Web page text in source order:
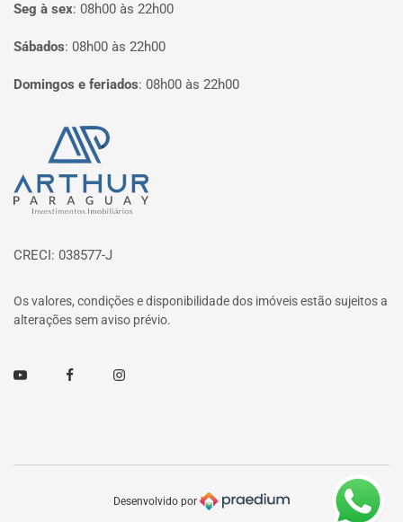
Seg à sex: 08h00 às 22h00
Sábados: 08h00 às 22h00
Domingos e feriados: 08h00 às 22h00
Página inicial
CRECI: 038577-J
Os valores, condições e disponibilidade dos imóveis estão sujeitos a
alterações sem aviso prévio.
Youtube FacebookInstagram
Desenvolvido por